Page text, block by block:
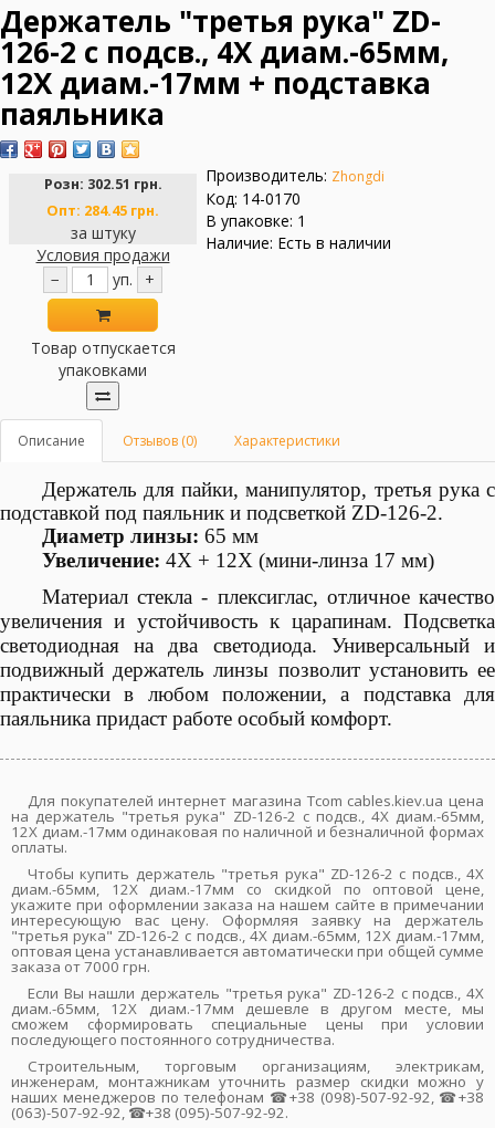
Держатель "третья рука" ZD-
126-2 с подсв., 4Х диам.-65мм,
12Х диам.-17мм + подставка
паяльника
Розн: 302.51 грн.
Опт: 284.45 грн.
за штуку
Условия продажи
−
уп. +
Товар отпускается
упаковками
Производитель: Zhongdi
Код: 14-0170
В упаковке: 1
Наличие: Есть в наличии
Описание Отзывов (0) Характеристики
Держатель для пайки, манипулятор, третья рука с
подставкой под паяльник и подсветкой ZD-126-2.
Диаметр линзы: 65 мм
Увеличение: 4X + 12X (мини-линза 17 мм)
Материал стекла - плексиглас, отличное качество
увеличения и устойчивость к царапинам. Подсветка
светодиодная на два светодиода. Универсальный и
подвижный держатель линзы позволит установить ее
практически в любом положении, а подставка для
паяльника придаст работе особый комфорт.
Для покупателей интернет магазина Tcom cables.kiev.ua цена
на держатель "третья рука" ZD-126-2 с подсв., 4Х диам.-65мм,
12Х диам.-17мм одинаковая по наличной и безналичной формах
оплаты.
Чтобы купить держатель "третья рука" ZD-126-2 с подсв., 4Х
диам.-65мм, 12Х диам.-17мм со скидкой по оптовой цене,
укажите при оформлении заказа на нашем сайте в примечании
интересующую вас цену. Оформляя заявку на держатель
"третья рука" ZD-126-2 с подсв., 4Х диам.-65мм, 12Х диам.-17мм,
оптовая цена устанавливается автоматически при общей сумме
заказа от 7000 грн.
Если Вы нашли держатель "третья рука" ZD-126-2 с подсв., 4Х
диам.-65мм, 12Х диам.-17мм дешевле в другом месте, мы
сможем сформировать специальные цены при условии
последующего постоянного сотрудничества.
Строительным, торговым организациям, электрикам,
инженерам, монтажникам уточнить размер скидки можно у
наших менеджеров по телефонам ☎+38 (098)-507-92-92, ☎+38
(063)-507-92-92, ☎+38 (095)-507-92-92.